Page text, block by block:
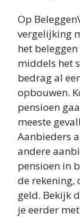
Op
vergelijking
het
middels het
bedrag al
opbouwen.
pensioen
meeste
Aanbieders
andere
pensioen in
de rekening,
geld. Bekijk
je eerder